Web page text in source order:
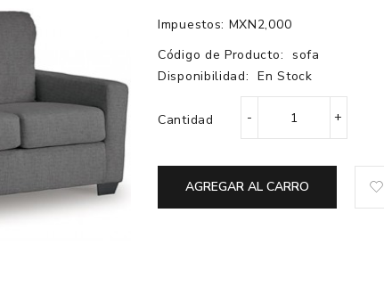
Impuestos: MXN2,000
Código de Producto: sofa
Disponibilidad: En Stock
Cantidad
AGREGAR AL CARRO